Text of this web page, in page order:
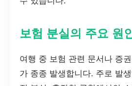
보험 분실의 주요 원
여행 중 보험 관련 문서나 증
가 종종 발생합니다. 주로 발